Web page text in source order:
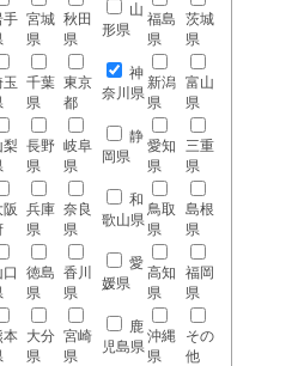
手 宮城
県
秋田
県
山
形県
福島
県
茨城
県
玉 千葉
県
東京
都
神
奈川県
新潟
県
富山
県
梨 長野
県
岐阜
県
静
岡県
愛知
県
三重
県
阪
兵庫
県
奈良
県
和
歌山県
鳥取
県
島根
県
口
徳島
県
香川
県
愛
媛県
高知
県
福岡
県
本 大分
県
宮崎
県
鹿
児島県
沖縄
県
その
他